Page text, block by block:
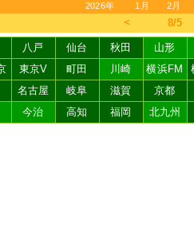
2026年 1月 2月
＜ 8/5
八戸 仙台 秋田 山形
東京V 町田 川崎 横浜FM
名古屋 岐阜 滋賀 京都
今治 高知 福岡 北九州